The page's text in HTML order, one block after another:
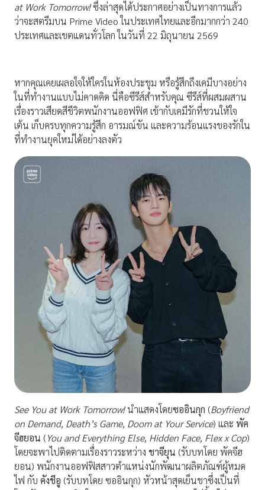
at Work Tomorrow!ซึ่งล่าสุดได้ประกาศอย่างเป็นทางการแล้ว
ว่าจะสตรีมบน Prime Video ในประเทศไทยและอีกมากกว่า 240
ประเทศและเขตแดนทั่วโลก ในวันที่ 22 มิถุนายน 2569
หากคุณเคยเผลอใจให้ใครในห้องประชุม หรือรู้สึกถึงเคมีบางอย่าง
ในที่ทำงานแบบไม่คาดคิด นี่คือซีรีส์สำหรับคุณ ซีรีส์ที่ผสมผสาน
เรื่องราวเสียดสีชีวิตพนักงานออฟฟิศ เข้ากับเคมีรักที่ชวนให้ใจ
เต้น เก็บครบทุกความรู้สึก อารมณ์ขัน และความร้อนแรงของรักใน
ที่ทำงานยุคใหม่ได้อย่างลงตัว
See You at Work Tomorrow!นำแสดงโดยซออินกุก (Boyfriend
on Demand, Death’s Game, Doom at Your Service) และ พัค
จีฮยอน (You and Everything Else, Hidden Face, Flex x Cop)
โดยจะพาไปติดตามเรื่องราวระหว่าง ชาจียุน (รับบทโดย พัคจีฮ
ยอน) พนักงานออฟฟิสสาวตำแหน่งนักพัฒนาผลิตภัณฑ์ผู้หมด
ไฟ กับ คังชีอู (รับบทโดย ซออินกุก) หัวหน้าสุดเย็นชาซึ่งเป็นที่